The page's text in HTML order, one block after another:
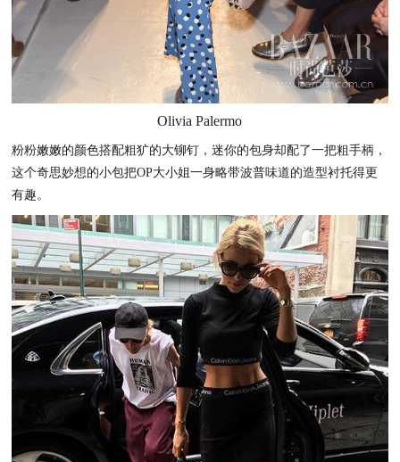
Olivia Palermo
粉粉嫩嫩的颜色搭配粗犷的大铆钉，迷你的包身却配了一把粗手柄，
这个奇思妙想的小包把OP大小姐一身略带波普味道的造型衬托得更
有趣。